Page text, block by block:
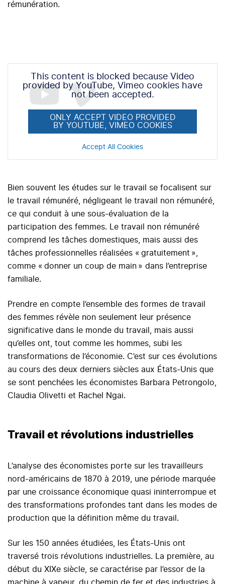
rémunération.
This content is blocked because Video
provided by YouTube, Vimeo cookies have
not been accepted.
ONLY ACCEPT VIDEO PROVIDED
BY YOUTUBE, VIMEO COOKIES
Accept All Cookies
Bien souvent les études sur le travail se focalisent sur
le travail rémunéré, négligeant le travail non rémunéré,
ce qui conduit à une sous-évaluation de la
participation des femmes. Le travail non rémunéré
comprend les tâches domestiques, mais aussi des
tâches professionnelles réalisées « gratuitement »,
comme « donner un coup de main » dans l’entreprise
familiale.
Prendre en compte l’ensemble des formes de travail
des femmes révèle non seulement leur présence
significative dans le monde du travail, mais aussi
qu’elles ont, tout comme les hommes, subi les
transformations de l’économie. C’est sur ces évolutions
au cours des deux derniers siècles aux États-Unis que
se sont penchées les économistes Barbara Petrongolo,
Claudia Olivetti et Rachel Ngai.
Travail et révolutions industrielles
L’analyse des économistes porte sur les travailleurs
nord-américains de 1870 à 2019, une période marquée
par une croissance économique quasi ininterrompue et
des transformations profondes tant dans les modes de
production que la définition même du travail.
Sur les 150 années étudiées, les États-Unis ont
traversé trois révolutions industrielles. La première, au
début du XIXe siècle, se caractérise par l’essor de la